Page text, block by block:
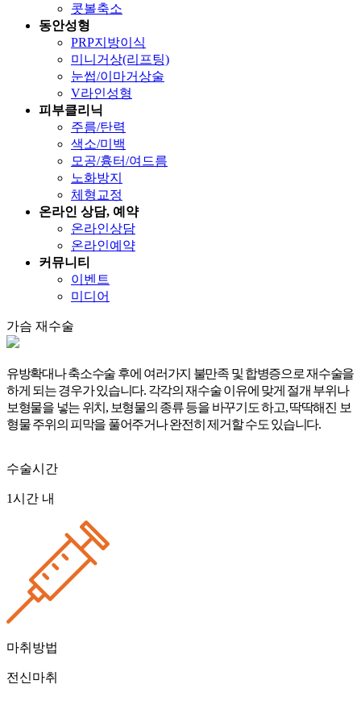
콧볼축소
동안성형
PRP지방이식
미니거상(리프팅)
눈썹/이마거상술
V라인성형
피부클리닉
주름/탄력
색소/미백
모공/흉터/여드름
노화방지
체형교정
온라인 상담, 예약
온라인상담
온라인예약
커뮤니티
이벤트
미디어
가슴 재수술
유방확대나 축소수술 후에 여러가지 불만족 및 합병증으로 재수술을
하게 되는 경우가 있습니다. 각각의 재수술 이유에 맞게 절개 부위나
보형물을 넣는 위치, 보형물의 종류 등을 바꾸기도 하고, 딱딱해진 보
형물 주위의 피막을 풀어주거나 완전히 제거할 수도 있습니다.
수술시간
1시간 내
마취방법
전신마취